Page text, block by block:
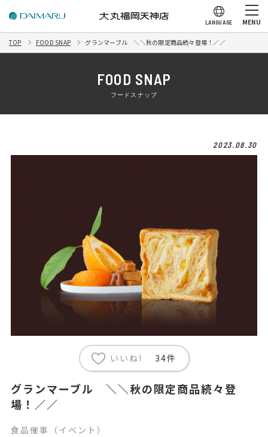
LANGUAGE MENU
TOP FOOD SNAP グランマーブル ＼＼秋の限定商品続々登場！／／
FOOD SNAP
フードスナップ
2023.08.30
いいね! 34件
グランマーブル ＼＼秋の限定商品続々登
場！／／
食品催事（イベント）